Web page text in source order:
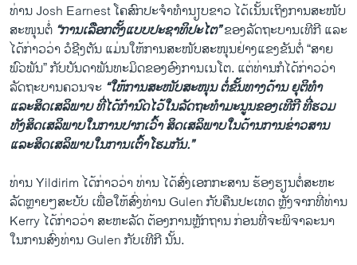
​ທ່ານ Josh Earnest ​ໂຄສົກປະຈຳ​ທຳນຽບຂາວ ​ໄດ້​ເນັ້ນ​ເຖິງ​ການ​ສະໜັບ
ສະໜຸນ​ຕໍ່ “ການ​ເລືອກ​ຕັ້ງ​ແບບ​ປະຊາທິປະ​ໄຕ​”ຂອງລັດຖະບານ​ເທີ​ກີ ​ແລະ​
ໄດ້​ກ່າວ​ວ່າ ວໍ​ຊີງ​ຕັນ ​ແມ່ນ​ໃຫ້​ການ​ສະໜັບສະໜຸນ​ຢ່າງ​ແຂງ​ຂັນຕໍ່ “ສາຍ​
ພົວພັນ” ກັບ​ບັນດາ​ພັນທະ​ມິດ​ຂອງອົງການ​ເນ​ໂຕ. ​ແຕ່​ທ່ານກໍ​ໄດ້​ກ່າວ​ວ່າ
ລັດຖະບານ​ຄວນ​ຈະ “​ໃຫ້ການ​ສະໜັບສະໜຸນ ຕໍ່ຂັ້ນທາງດ້ານ ​ຍຸຕິ​ທຳ ​
ແລະ​ສິດ​ເສ​ລິ​ພາບ ທີ່​ໄດ້​ກຳນົດ​ໄວ້ໃນ​ລັດຖະທຳ​ມະນູນ​ຂອງ​ເທີ​ກີ ທີ່​ຮວມ
ທັງສິດ​ເສລິ​ພາບ​ໃນ​ການ​ປາກ​ເວົ້າ ສິດ​ເສ​ລິພາບ​ໃນດ້ານ​ການ​ຂ່າວສານ ​
ແລະສິດ​ເສ​ລິພາບ​ໃນ​ການ​ເຕົ້າ​ໂຮມ​ກັນ.”
ທ່ານ Yildirim ​ໄດ້​ກ່າວ​ວ່າ ທ່ານ ​ໄດ້ສົ່ງ​ເອກ​ກະສາ​ນ ຮ້ອງ​ຮຽນຕໍ່ສະຫະ
ລັດຫຼາຍໆ​ສະບັບ ເພື່ອໃຫ້ສົ່ງ​ທ່ານ Gulen ກັບຄືນປະ​ເທດ ຫຼັງ​ຈາກ​ທີ່​ທ່ານ
Kerry ​ໄດ້​ກ່າວ​ວ່າ ສະຫະລັດ ຕ້ອງການ​ຫຼັກ​ຖານ ກ່ອນ​ທີ່​ຈະ​ພິຈາລະນາ​ ​
ໃນ​ການສົ່ງ​ທ່ານ Gulen ກັບ​ເທີ​ກີ ນັ້ນ.
Josh Earnest Condemns Turkey Coup